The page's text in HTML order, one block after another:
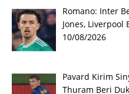
Romano: Inter
Jones, Liverpool
10/08/2026
Pavard Kirim
Thuram Beri